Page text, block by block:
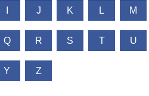
J K L M
Q R S T U
Y Z